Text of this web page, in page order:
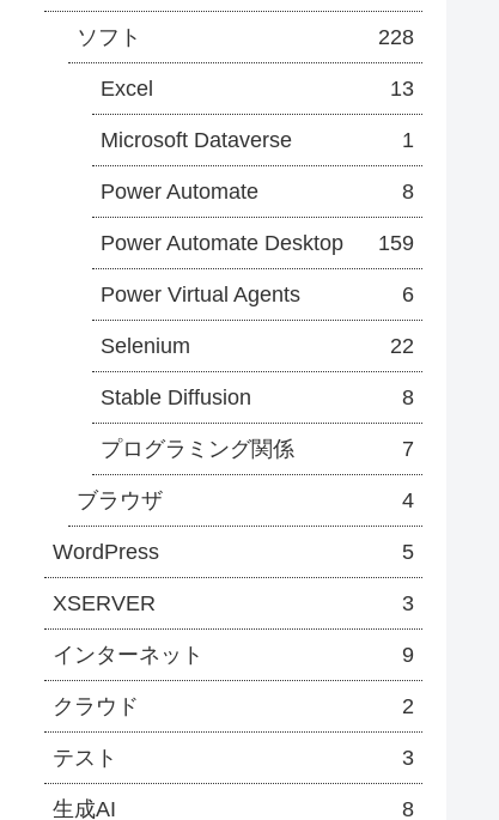
ソフト 228
Excel 13
Microsoft Dataverse 1
Power Automate 8
Power Automate Desktop 159
Power Virtual Agents 6
Selenium 22
Stable Diffusion 8
プログラミング関係 7
ブラウザ 4
WordPress 5
XSERVER 3
インターネット 9
クラウド 2
テスト 3
生成AI 8